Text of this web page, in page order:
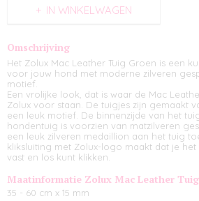
IN WINKELWAGEN
Omschrijving
Het Zolux Mac Leather Tuig Groen is een
voor jouw hond met moderne zilveren
motief.
Een vrolijke look, dat is waar de Mac
Zolux voor staan. De tuigjes zijn gemaakt
een leuk motief. De binnenzijde van het
hondentuig is voorzien van matzilveren
een leuk zilveren medaillion aan het tuig
kliksluiting met Zolux-logo maakt dat je
vast en los kunt klikken.
Maatinformatie Zolux Mac Leather
35 - 60 cm x 15 mm